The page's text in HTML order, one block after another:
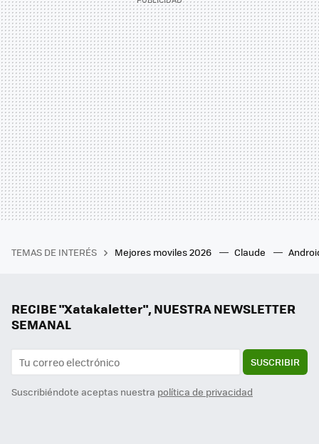
TEMAS DE INTERÉS Mejores moviles 2026 Claude
RECIBE "Xatakaletter", NUESTRA NEWSLETTER
SEMANAL
SUSCRIBIR
Suscribiéndote aceptas nuestra política de privacidad